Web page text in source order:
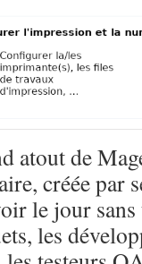
atout de
créée par
le jour
les